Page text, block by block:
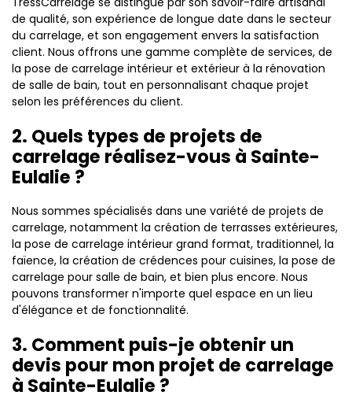
de qualité, son expérience de longue date dans le secteur
du carrelage, et son engagement envers la satisfaction
client. Nous offrons une gamme complète de services, de
la pose de carrelage intérieur et extérieur à la rénovation
de salle de bain, tout en personnalisant chaque projet
selon les préférences du client.
2. Quels types de projets de
carrelage réalisez-vous à Sainte-
Eulalie ?
Nous sommes spécialisés dans une variété de projets de
carrelage, notamment la création de terrasses extérieures,
la pose de carrelage intérieur grand format, traditionnel, la
faïence, la création de crédences pour cuisines, la pose de
carrelage pour salle de bain, et bien plus encore. Nous
pouvons transformer n'importe quel espace en un lieu
d'élégance et de fonctionnalité.
3. Comment puis-je obtenir un
devis pour mon projet de carrelage
à Sainte-Eulalie ?